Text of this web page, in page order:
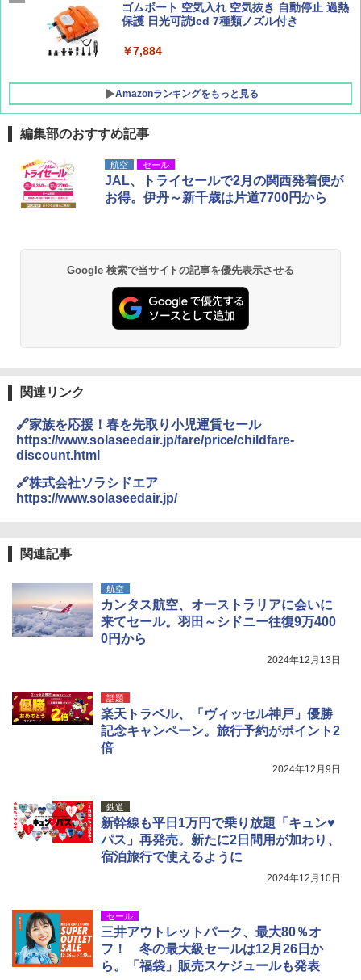
ッシュ 4人用 簡単設置 ポップアップテント P
ATCW-150B エクルベージュ
￥-
ゴムボート 空気入れ 空気抜き 自動停止 過熱
保護 日光可読lcd 7種類ノズル付き
￥7,884
Amazonランキングをもっと見る
編集部のおすすめ記事
航空 セール
JAL、トライセールで2月の関西発着便が
お得。伊丹～新千歳は片道7700円から
Google 検索で当サイトの記事を優先表示させる
関連リンク
🔗家族を応援！春を先取り小児運賃セール
https://www.solaseedair.jp/fare/price/childfare-
discount.html
🔗株式会社ソラシドエア
https://www.solaseedair.jp/
関連記事
航空
カンタス航空、オーストラリアに会いに
来てセール。羽田～シドニー往復9万400
0円から
2024年12月13日
話題
楽天トラベル、「ヴィッセル神戸」優勝
記念キャンペーン。旅行予約がポイント2
倍
2024年12月9日
鉄道
新幹線も平日1万円で乗り放題「キュン♥
パス」再発売。新たに2日間用が加わり、
宿泊旅行で使えるように
2024年12月10日
セール
三井アウトレットパーク、最大80％オ
フ！ 冬の最大級セールは12月26日か
ら。「福袋」販売スケジュールも発表